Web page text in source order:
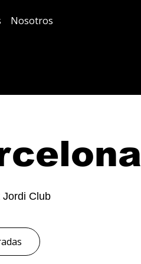
Nosotros
Jordi Club